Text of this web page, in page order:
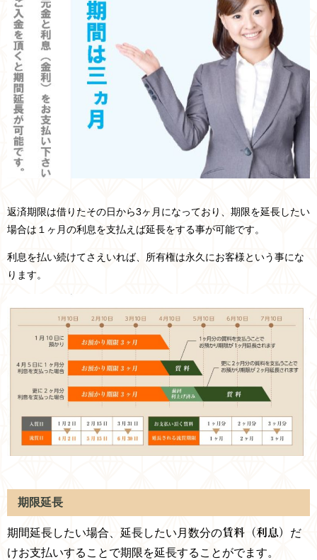
返済期限は借りたその日から3ヶ月になっており、期限を延長したい
場合は１ヶ月の利息を支払えば延長をする事が可能です。
利息を払い続けてさえいれば、所有権は永久にお客様という事にな
ります。
期限延長
期間延長したい場合、延長したい月数分の賃料（利息） だ
けお支払いすることで期限を延長することがでます。